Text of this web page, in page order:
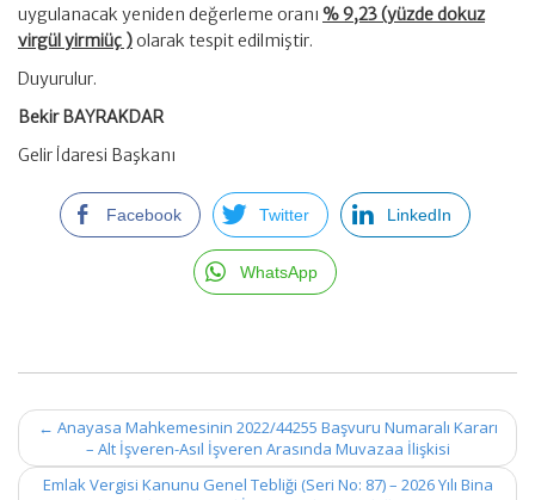
uygulanacak yeniden değerleme oranı % 9,23 (yüzde dokuz
virgül yirmiüç )olarak tespit edilmiştir.
Duyurulur.
Bekir BAYRAKDAR
Gelir İdaresi Başkanı
Facebook Twitter LinkedIn
WhatsApp
Post
navigation
← Anayasa Mahkemesinin 2022/44255 Başvuru Numaralı Kararı
– Alt İşveren-Asıl İşveren Arasında Muvazaa İlişkisi
Emlak Vergisi Kanunu Genel Tebliği (Seri No: 87) – 2026 Yılı Bina